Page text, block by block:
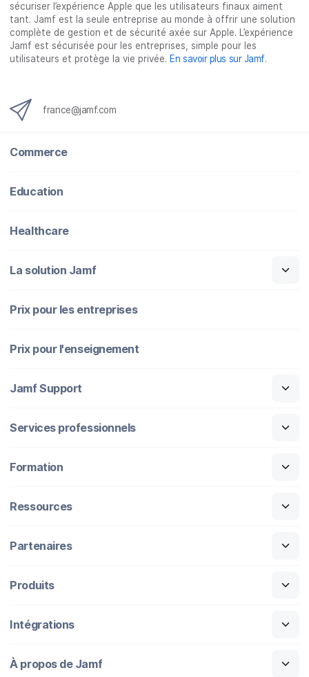
sécuriser l’expérience Apple que les utilisateurs finaux aiment
tant. Jamf est la seule entreprise au monde à offrir une solution
complète de gestion et de sécurité axée sur Apple. L’expérience
Jamf est sécurisée pour les entreprises, simple pour les
utilisateurs et protège la vie privée. En savoir plus sur Jamf.
france@jamf.com
Commerce
Education
Healthcare
La solution Jamf
Prix pour les entreprises
Prix pour l'enseignement
Jamf Support
Services professionnels
Formation
Ressources
Partenaires
Produits
Intégrations
À propos de Jamf